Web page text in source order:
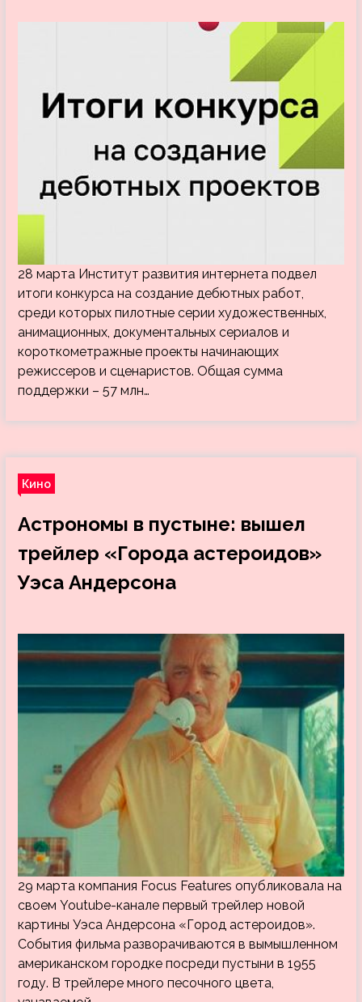
28 марта Институт развития интернета подвел
итоги конкурса на создание дебютных работ,
среди которых пилотные серии художественных,
анимационных, документальных сериалов и
короткометражные проекты начинающих
режиссеров и сценаристов. Общая сумма
поддержки – 57 млн…
Кино
Астрономы в пустыне: вышел
трейлер «Города астероидов»
Уэса Андерсона
29 марта компания Focus Features опубликовала на
своем Youtube-канале первый трейлер новой
картины Уэса Андерсона «Город астероидов».
События фильма разворачиваются в вымышленном
американском городке посреди пустыни в 1955
году. В трейлере много песочного цвета,